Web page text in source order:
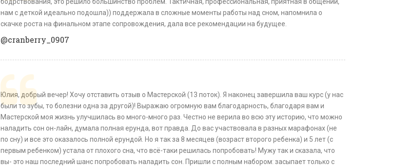
нам с деткой идеально подошла)) поддержала в сложные моменты работы над сном, напомнила о
скачке роста на финальном этапе сопровождения, дала все рекомендации на будущее.
@cranberry_0907
Юлия, добрый вечер! Хочу отставить отзыв о Мастерской (13 поток). Я наконец завершила ваш курс (у нас
были то зубы, то болезни одна за другой)! Выражаю огромную вам благодарность, благодаря вам и
Мастерской моя жизнь улучшилась во много-много раз. Честно не верила во всю эту историю, что можно
наладить сон он-лайн, думала полная ерунда, вот правда. До вас участвовала в разных марафонах (не
по сну) и все это оказалось полной ерундой. Но я так за 8 месяцев (возраст второго ребенка) и 5 лет (с
первым ребенком) устала от плохого сна, что всё-таки решилась попробовать! Мужу так и сказала, что
вы- это наш последний шанс попробовать наладить сон. Пришли с полным набором: засыпает только с